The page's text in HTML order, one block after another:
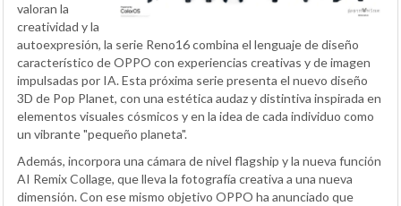
valoran la
creatividad y la
autoexpresión, la serie Reno16 combina el lenguaje de diseño
característico de OPPO con experiencias creativas y de imagen
impulsadas por IA. Esta próxima serie presenta el nuevo diseño
3D de Pop Planet, con una estética audaz y distintiva inspirada en
elementos visuales cósmicos y en la idea de cada individuo como
un vibrante "pequeño planeta".
Además, incorpora una cámara de nivel flagship y la nueva función
AI Remix Collage, que lleva la fotografía creativa a una nueva
dimensión. Con ese mismo objetivo OPPO ha anunciado que